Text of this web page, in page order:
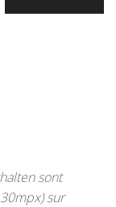
sont
sur